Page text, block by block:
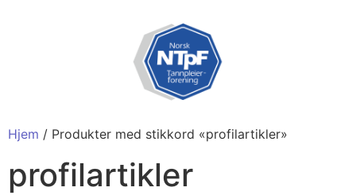
Hjem / Produkter med stikkord «profilartikler»
profilartikler